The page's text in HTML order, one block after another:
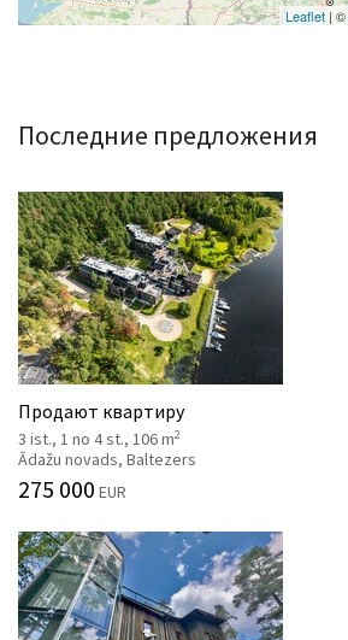
Leaflet | ©
Последние предложения
Продают квартиру
3 ist., 1 no 4 st., 106 m2
Ādažu novads, Baltezers
275 000 EUR